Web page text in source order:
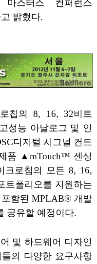
스터스 컨퍼런스
밝혔다.
칩의 8, 16, 32비트
성능 아날로그 및 인
디지털 시그널 컨트
품 ▲mTouch™ 센싱
로칩의 모든 8, 16,
트폴리오를 지원하는
함된 MPLAB® 개발
공유할 예정이다.
및 하드웨어 디자인
의 다양한 요구사항